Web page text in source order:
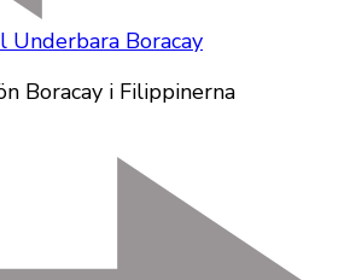
Underbara Boracay